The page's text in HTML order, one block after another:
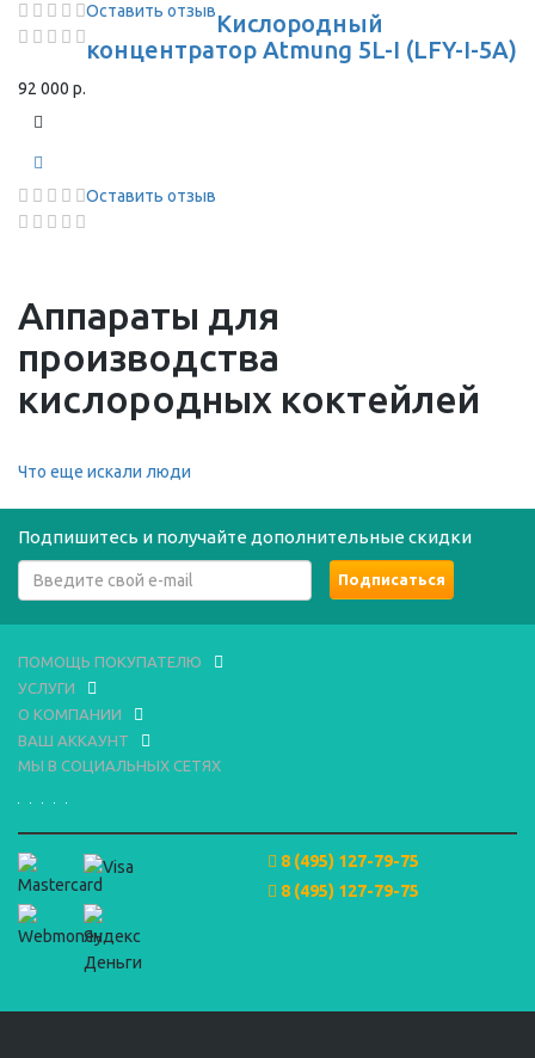
Оставить отзывКислородный
концентратор Atmung 5L-I (LFY-I-5A)
92 000 р.
Оставить отзыв
Аппараты для
производства
кислородных коктейлей
Что еще искали люди
Подпишитесь и получайте дополнительные скидки
ПОМОЩЬ ПОКУПАТЕЛЮ
УСЛУГИ
О КОМПАНИИ
ВАШ АККАУНТ
МЫ В СОЦИАЛЬНЫХ СЕТЯХ
8 (495) 127-79-75
8 (495) 127-79-75